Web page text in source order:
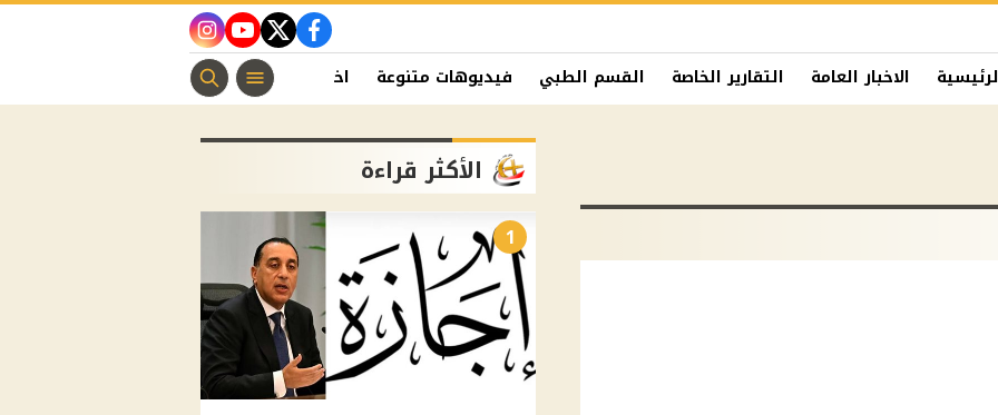
facebook
twitter
youtube
instagram
الاخبار العامة التقارير الخاصة القسم الطبي فيديوهات متنوعة اخبار الفن منوعات مسيحية
الأكثر قراءة
1